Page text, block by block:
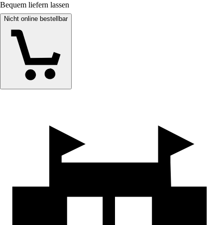
Bequem liefern lassen
Nicht online bestellbar